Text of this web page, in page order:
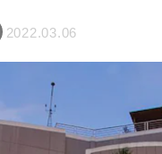
2022.03.06